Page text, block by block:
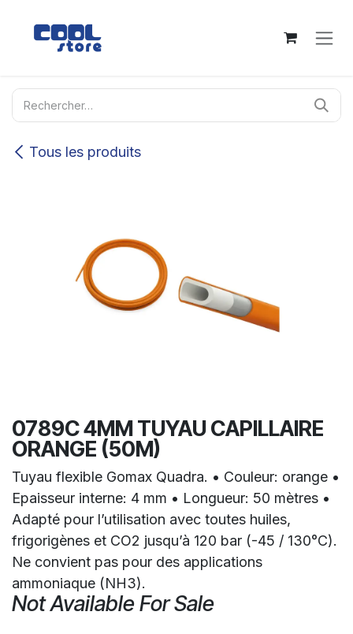
Tous les produits
0789C 4MM TUYAU CAPILLAIRE
ORANGE (50M)
Tuyau flexible Gomax Quadra. • Couleur: orange •
Epaisseur interne: 4 mm • Longueur: 50 mètres •
Adapté pour l’utilisation avec toutes huiles,
frigorigènes et CO2 jusqu’à 120 bar (-45 / 130°C).
Ne convient pas pour des applications
ammoniaque (NH3).
Not Available For Sale